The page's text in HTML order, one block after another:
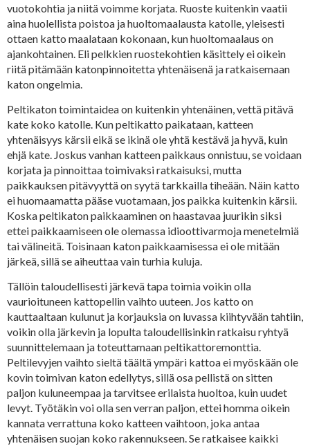
vuotokohtia ja niitä voimme korjata. Ruoste kuitenkin vaatii
aina huolellista poistoa ja huoltomaalausta katolle, yleisesti
ottaen katto maalataan kokonaan, kun huoltomaalaus on
ajankohtainen. Eli pelkkien ruostekohtien käsittely ei oikein
riitä pitämään katonpinnoitetta yhtenäisenä ja ratkaisemaan
katon ongelmia.
Peltikaton toimintaidea on kuitenkin yhtenäinen, vettä pitävä
kate koko katolle. Kun peltikatto paikataan, katteen
yhtenäisyys kärsii eikä se ikinä ole yhtä kestävä ja hyvä, kuin
ehjä kate. Joskus vanhan katteen paikkaus onnistuu, se voidaan
korjata ja pinnoittaa toimivaksi ratkaisuksi, mutta
paikkauksen pitävyyttä on syytä tarkkailla tiheään. Näin katto
ei huomaamatta pääse vuotamaan, jos paikka kuitenkin kärsii.
Koska peltikaton paikkaaminen on haastavaa juurikin siksi
ettei paikkaamiseen ole olemassa idioottivarmoja menetelmiä
tai välineitä. Toisinaan katon paikkaamisessa ei ole mitään
järkeä, sillä se aiheuttaa vain turhia kuluja.
Tällöin taloudellisesti järkevä tapa toimia voikin olla
vaurioituneen kattopellin vaihto uuteen. Jos katto on
kauttaaltaan kulunut ja korjauksia on luvassa kiihtyvään tahtiin,
voikin olla järkevin ja lopulta taloudellisinkin ratkaisu ryhtyä
suunnittelemaan ja toteuttamaan peltikattoremonttia.
Peltilevyjen vaihto sieltä täältä ympäri kattoa ei myöskään ole
kovin toimivan katon edellytys, sillä osa pellistä on sitten
paljon kuluneempaa ja tarvitsee erilaista huoltoa, kuin uudet
levyt. Työtäkin voi olla sen verran paljon, ettei homma oikein
kannata verrattuna koko katteen vaihtoon, joka antaa
yhtenäisen suojan koko rakennukseen. Se ratkaisee kaikki